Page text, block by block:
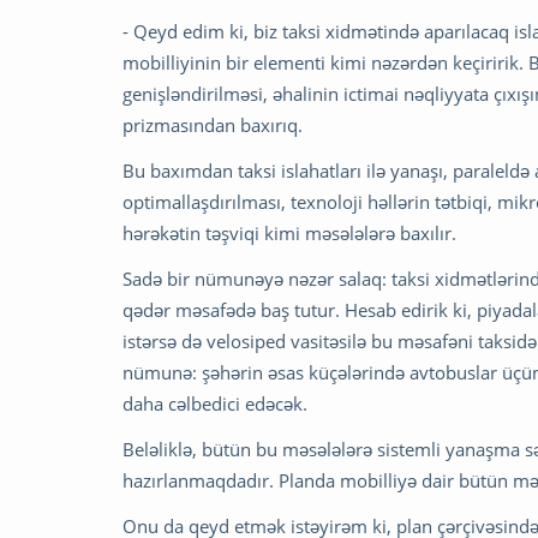
- Qeyd edim ki, biz taksi xidmətində aparılacaq
mobilliyinin bir elementi kimi nəzərdən keçiririk.
genişləndirilməsi, əhalinin ictimai nəqliyyata
prizmasından baxırıq.
Bu baxımdan taksi islahatları ilə yanaşı,
optimallaşdırılması, texnoloji həllərin tətbiqi,
hərəkətin təşviqi kimi məsələlərə baxılır.
Sadə bir nümunəyə nəzər salaq: taksi
qədər məsafədə baş tutur. Hesab edirik ki,
istərsə də velosiped vasitəsilə bu məsafəni
nümunə: şəhərin əsas küçələrində avtobuslar
daha cəlbedici edəcək.
Beləliklə, bütün bu məsələlərə sistemli yanaşma
hazırlanmaqdadır. Planda mobilliyə dair bütün
Onu da qeyd etmək istəyirəm ki, plan